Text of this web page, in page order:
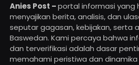
Anies Post –portal informasi yang
menyajikan berita, analisis, dan
seputar gagasan, kebijakan, serta
Baswedan. Kami percaya bahwa
dan terverifikasi adalah dasar
memahami peristiwa dan